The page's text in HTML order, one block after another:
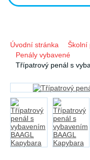
Úvodní stránka Školní
Penály vybavené
Třípatrový penál s